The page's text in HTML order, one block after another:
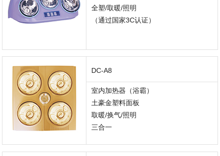
全塑/取暖/照明
（通过国家3C认证）
DC-A8
室内加热器（浴霸）
土豪金塑料面板
取暖/换气/照明
三合一